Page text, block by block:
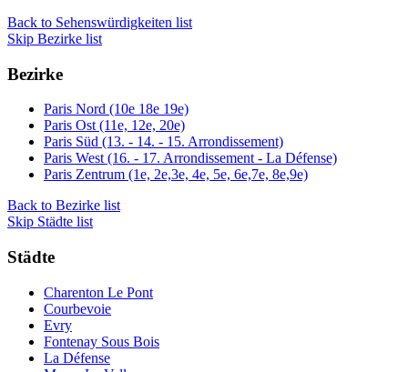
Back to Sehenswürdigkeiten list
Skip Bezirke list
Bezirke
Paris Nord (10e 18e 19e)
Paris Ost (11e, 12e, 20e)
Paris Süd (13. - 14. - 15. Arrondissement)
Paris West (16. - 17. Arrondissement - La Défense)
Paris Zentrum (1e, 2e,3e, 4e, 5e, 6e,7e, 8e,9e)
Back to Bezirke list
Skip Städte list
Städte
Charenton Le Pont
Courbevoie
Evry
Fontenay Sous Bois
La Défense